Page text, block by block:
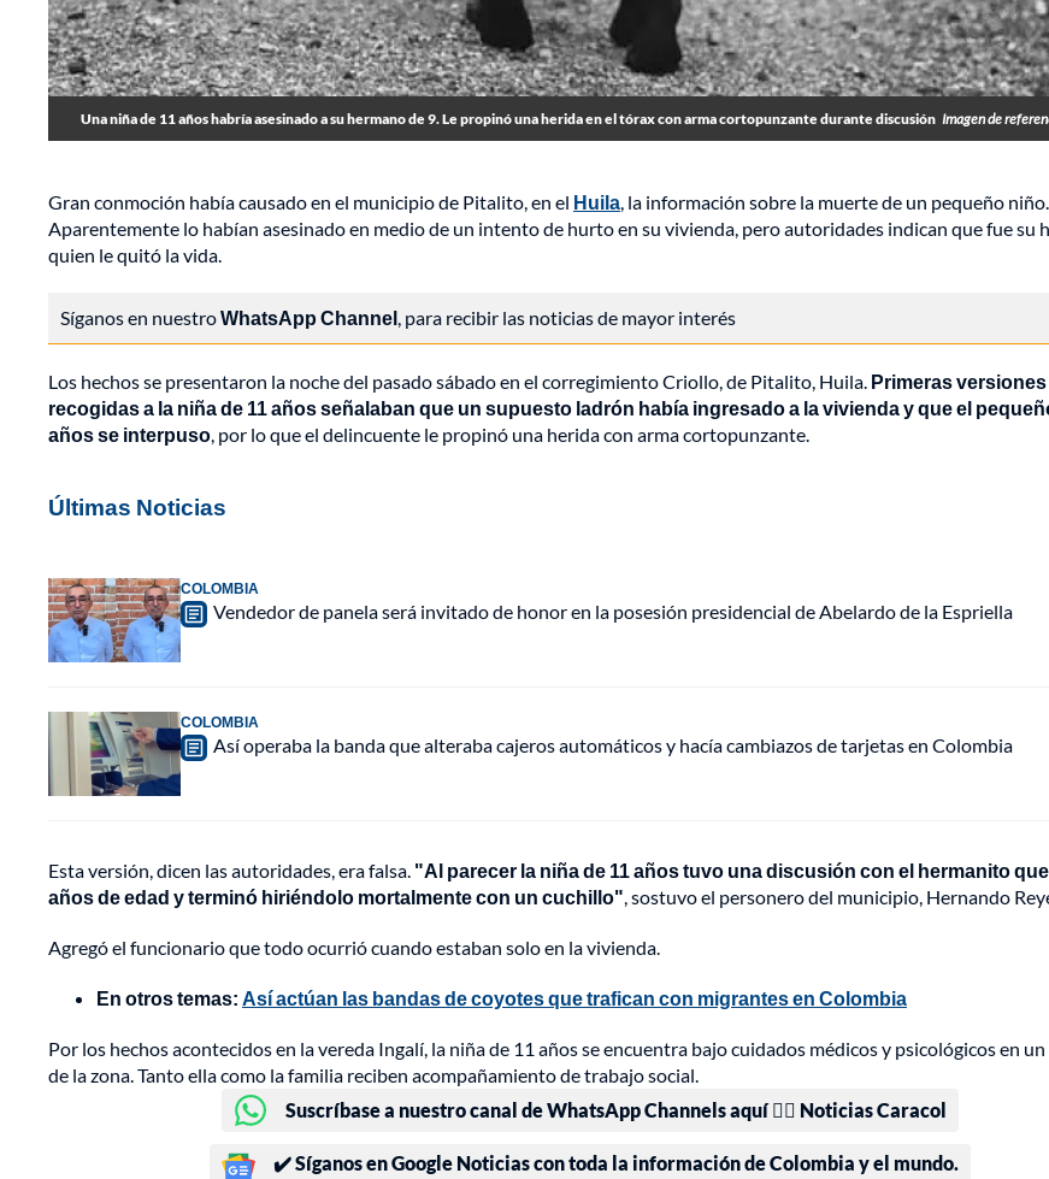
Una niña de 11 años habría asesinado a su hermano de 9. Le propinó una herida en el tórax con arma cortopunzante durante discusión Imagen de
Gran conmoción había causado en el municipio de Pitalito, en el Huila, la información sobre la muerte de un pequeño niño.
Aparentemente lo habían asesinado en medio de un intento de hurto en su vivienda, pero autoridades indican que fue su
quien le quitó la vida.
Síganos en nuestroWhatsApp Channel, para recibir las noticias de mayor interés
Los hechos se presentaron la noche del pasado sábado en el corregimiento Criollo, de Pitalito, Huila. Primeras versiones
recogidas a la niña de 11 años señalaban que un supuesto ladrón había ingresado a la vivienda y que el
años se interpuso, por lo que el delincuente le propinó una herida con arma cortopunzante.
Últimas Noticias
COLOMBIA
Vendedor de panela será invitado de honor en la posesión presidencial de Abelardo de la Espriella
COLOMBIA
Así operaba la banda que alteraba cajeros automáticos y hacía cambiazos de tarjetas en Colombia
Esta versión, dicen las autoridades, era falsa. "Al parecer la niña de 11 años tuvo una discusión con el hermanito
años de edad y terminó hiriéndolo mortalmente con un cuchillo", sostuvo el personero del municipio, Hernando
Agregó el funcionario que todo ocurrió cuando estaban solo en la vivienda.
En otros temas: Así actúan las bandas de coyotes que trafican con migrantes en Colombia
Por los hechos acontecidos en la vereda Ingalí, la niña de 11 años se encuentra bajo cuidados médicos y psicológicos en
de la zona. Tanto ella como la familia reciben acompañamiento de trabajo social.
Suscríbase a nuestro canal de WhatsApp Channels aquí 👉🏻 Noticias Caracol
✔️ Síganos en Google Noticias con toda la información de Colombia y el mundo.